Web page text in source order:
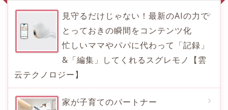
見守るだけじゃない！最新のAIの力で
とっておきの瞬間をコンテンツ化
忙しいママやパパに代わって「記録」
&「編集」してくれるスグレモノ【雲
云テクノロジー】
家が子育てのパートナー